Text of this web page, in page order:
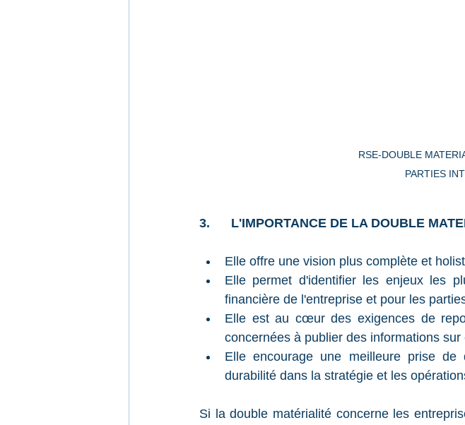
RSE-DOUBLE
PARTIES
3.      L'IMPORTANCE DE LA DOUBLE
Elle offre une vision plus complète et
Elle permet d'identifier les enjeux les
financière de l'entreprise et pour les
Elle est au cœur des exigences de
concernées à publier des informations
Elle encourage une meilleure prise
durabilité dans la stratégie et les
Si la double matérialité concerne les